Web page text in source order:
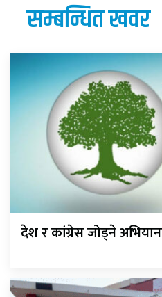
सम्बन्धित खवर
देश र कांग्रेस जोड्ने